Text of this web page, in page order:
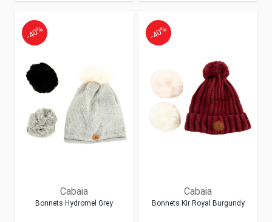
Cabaia
Bonnets Hydromel Grey
-40%
Cabaia
Bonnets Kir Royal Burgundy
-40%